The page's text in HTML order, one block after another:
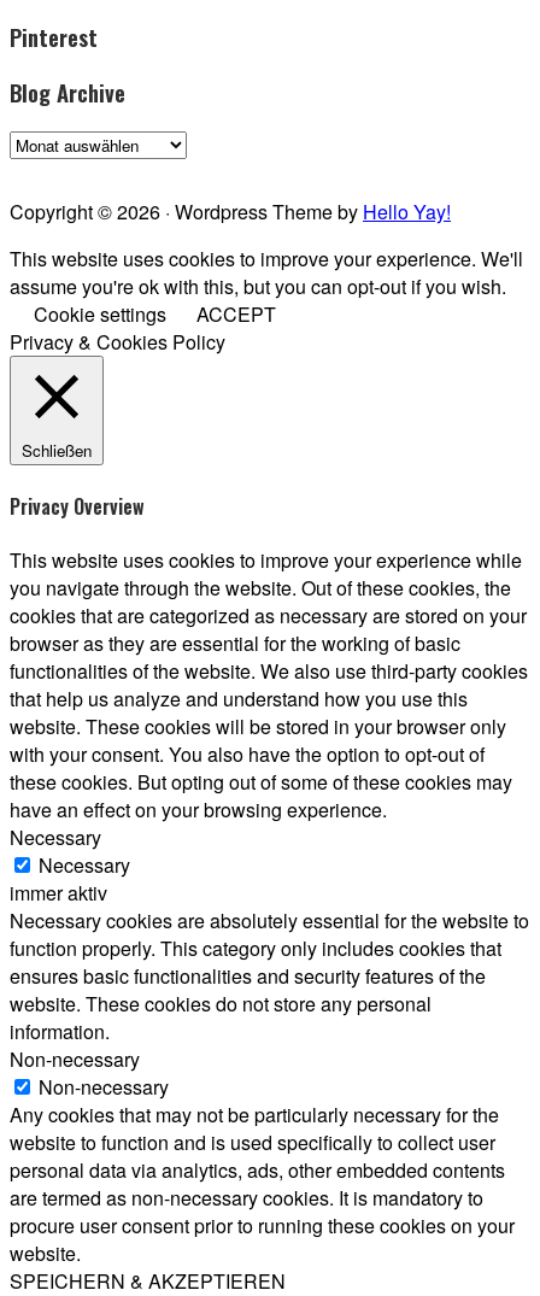
Pinterest
Blog Archive
Blog
Copyright © 2026 · Wordpress Theme by Hello Yay!
This website uses cookies to improve your experience. We'll
assume you're ok with this, but you can opt-out if you wish.
Cookie settings
ACCEPT
Privacy & Cookies Policy
Schließen
Privacy Overview
This website uses cookies to improve your experience while
you navigate through the website. Out of these cookies, the
cookies that are categorized as necessary are stored on your
browser as they are essential for the working of basic
functionalities of the website. We also use third-party cookies
that help us analyze and understand how you use this
website. These cookies will be stored in your browser only
with your consent. You also have the option to opt-out of
these cookies. But opting out of some of these cookies may
have an effect on your browsing experience.
Necessary
Necessary
immer aktiv
Necessary cookies are absolutely essential for the website to
function properly. This category only includes cookies that
ensures basic functionalities and security features of the
website. These cookies do not store any personal
information.
Non-necessary
Non-necessary
Any cookies that may not be particularly necessary for the
website to function and is used specifically to collect user
personal data via analytics, ads, other embedded contents
are termed as non-necessary cookies. It is mandatory to
procure user consent prior to running these cookies on your
website.
SPEICHERN & AKZEPTIEREN